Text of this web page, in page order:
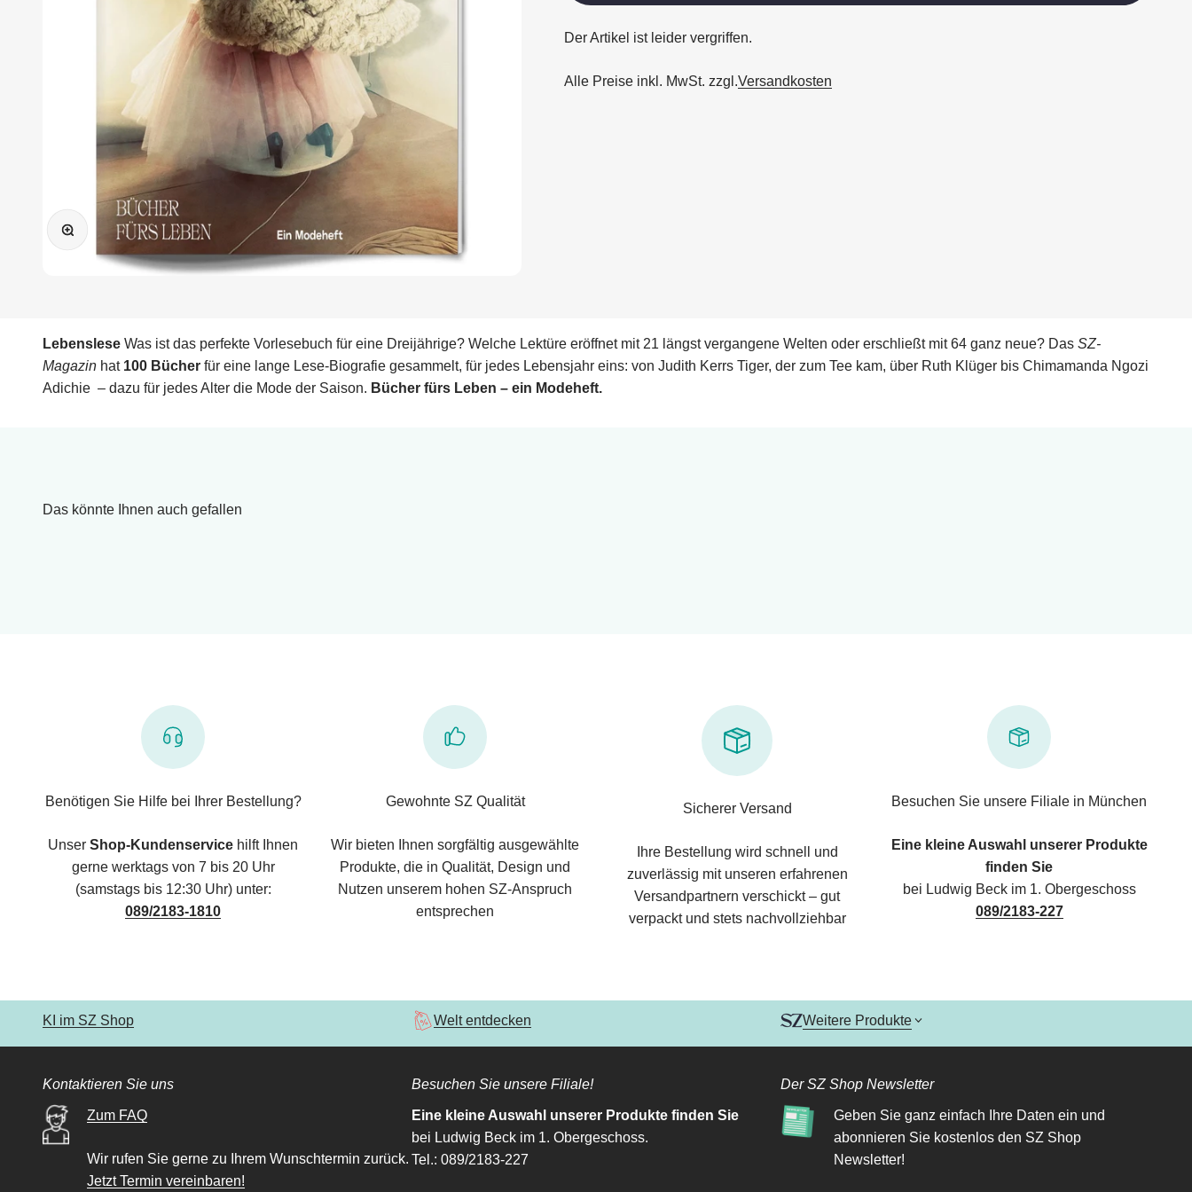
Bild vergrößern
Der Artikel ist leider vergriffen.
Alle Preise inkl. MwSt. zzgl.Versandkosten
Lebenslese Was ist das perfekte Vorlesebuch für eine Dreijährige? Welche Lektüre eröffnet mit 21 längst vergangene Welten oder erschließt mit 64 ganz neue? Das SZ-
Magazin hat 100 Bücher für eine lange Lese-Biografie gesammelt, für jedes Lebensjahr eins: von Judith Kerrs Tiger, der zum Tee kam, über Ruth Klüger bis Chimamanda Ngozi
Adichie – dazu für jedes Alter die Mode der Saison. Bücher fürs Leben – ein Modeheft.
Das könnte Ihnen auch gefallen
Benötigen Sie Hilfe bei Ihrer Bestellung?
Unser Shop-Kundenservice hilft Ihnen
gerne werktags von 7 bis 20 Uhr
(samstags bis 12:30 Uhr) unter:
089/2183-1810
Gewohnte SZ Qualität
Wir bieten Ihnen sorgfältig ausgewählte
Produkte, die in Qualität, Design und
Nutzen unserem hohen SZ-Anspruch
entsprechen
Sicherer Versand
Ihre Bestellung wird schnell und
zuverlässig mit unseren erfahrenen
Versandpartnern verschickt – gut
verpackt und stets nachvollziehbar
Besuchen Sie unsere Filiale in München
Eine kleine Auswahl unserer Produkte
finden Sie
bei Ludwig Beck im 1. Obergeschoss
089/2183-227
KI im SZ Shop Welt entdecken Weitere Produkte
Kontaktieren Sie uns
Zum FAQ
Wir rufen Sie gerne zu Ihrem Wunschtermin zurück.
Jetzt Termin vereinbaren!
Besuchen Sie unsere Filiale!
Eine kleine Auswahl unserer Produkte finden Sie
bei Ludwig Beck im 1. Obergeschoss.
Tel.: 089/2183-227
Der SZ Shop Newsletter
Geben Sie ganz einfach Ihre Daten ein und
abonnieren Sie kostenlos den SZ Shop
Newsletter!